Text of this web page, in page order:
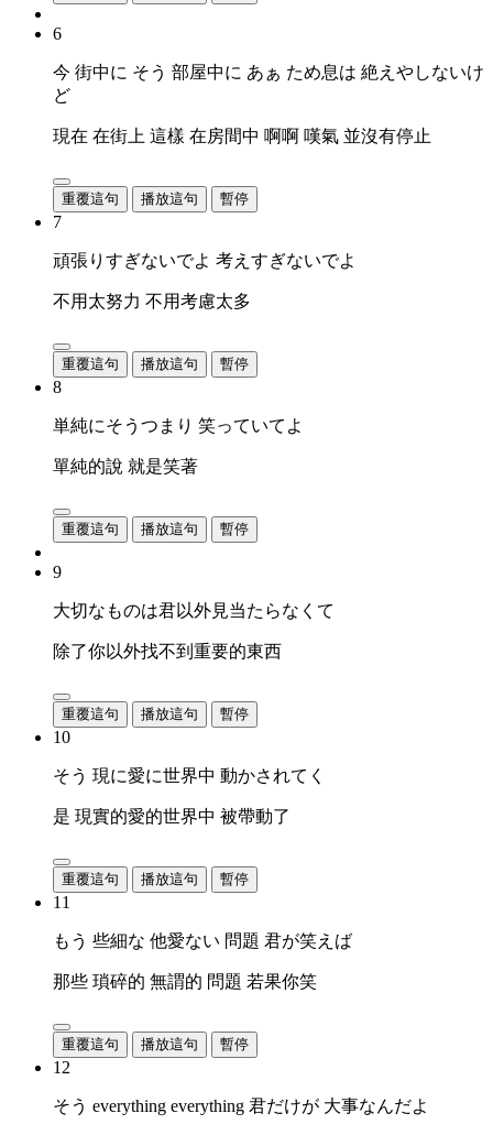
6
今 街中に そう 部屋中に あぁ ため息は 絶えやしないけ
ど
現在 在街上 這樣 在房間中 啊啊 嘆氣 並沒有停止
重覆這句 播放這句 暫停
7
頑張りすぎないでよ 考えすぎないでよ
不用太努力 不用考慮太多
重覆這句 播放這句 暫停
8
単純にそうつまり 笑っていてよ
單純的說 就是笑著
重覆這句 播放這句 暫停
9
大切なものは君以外見当たらなくて
除了你以外找不到重要的東西
重覆這句 播放這句 暫停
10
そう 現に愛に世界中 動かされてく
是 現實的愛的世界中 被帶動了
重覆這句 播放這句 暫停
11
もう 些細な 他愛ない 問題 君が笑えば
那些 瑣碎的 無謂的 問題 若果你笑
重覆這句 播放這句 暫停
12
そう everything everything 君だけが 大事なんだよ